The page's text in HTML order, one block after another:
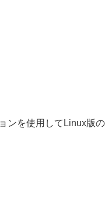
ンを使用してLinux版